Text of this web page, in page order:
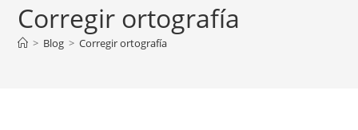
Corregir ortografía
> Blog > Corregir ortografía